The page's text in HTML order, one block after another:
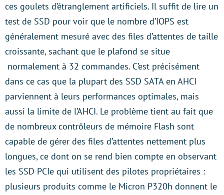
ces goulets d’étranglement artificiels. Il suffit de lire un
test de SSD pour voir que le nombre d’IOPS est
généralement mesuré avec des files d’attentes de taille
croissante, sachant que le plafond se situe
normalement à 32 commandes. C’est précisément
dans ce cas que la plupart des SSD SATA en AHCI
parviennent à leurs performances optimales, mais
aussi la limite de l’AHCI. Le problème tient au fait que
de nombreux contrôleurs de mémoire Flash sont
capable de gérer des files d’attentes nettement plus
longues, ce dont on se rend bien compte en observant
les SSD PCIe qui utilisent des pilotes propriétaires :
plusieurs produits comme le Micron P320h donnent le